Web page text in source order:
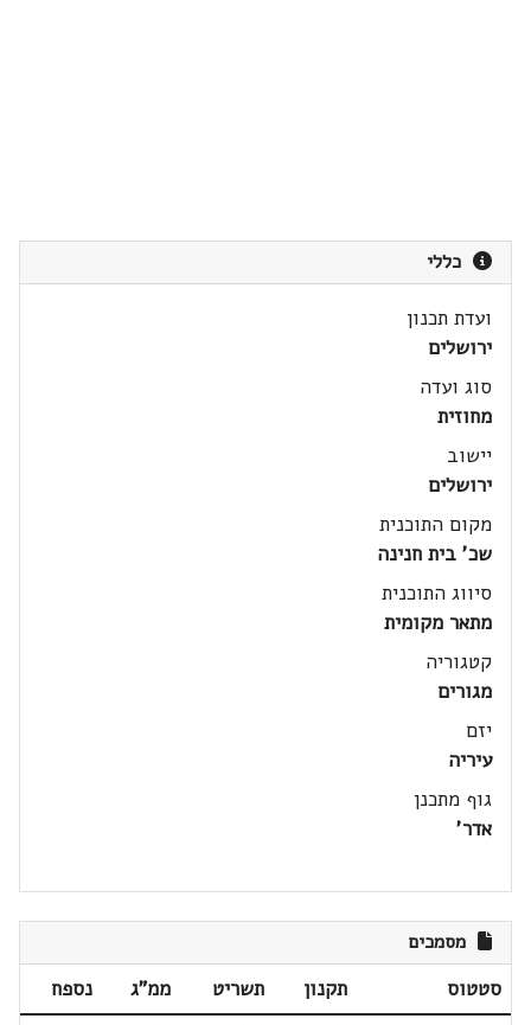
כללי
ועדת תכנון
ירושלים
סוג ועדה
מחוזית
יישוב
ירושלים
מקום התוכנית
שכ' בית חנינה
סיווג התוכנית
מתאר מקומית
קטגוריה
מגורים
יזם
עיריה
גוף מתכנן
אדר'
מסמכים
סטטוס תקנון תשריט ממ"ג
נספח